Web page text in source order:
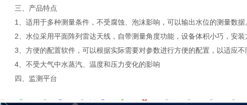
三、产品特点
1、适用于多种测量条件，不受腐蚀、泡沫影响，可以输出水位的测量数据
2、水位采用平面阵列雷达天线，自带测量角度功能，设备体积小巧，安装
3、方便的配置软件，可以根据实际需要对参数进行方便的配置，以适应不
4、不受大气中水蒸汽、温度和压力变化的影响
四、监测平台